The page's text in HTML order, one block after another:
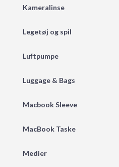
Kameralinse
Legetøj og spil
Luftpumpe
Luggage & Bags
Macbook Sleeve
MacBook Taske
Medier